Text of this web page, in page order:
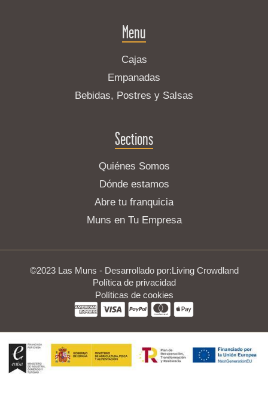
Menu
Cajas
Empanadas
Bebidas, Postres y Salsas
Sections
Quiénes Somos
Dónde estamos
Abre tu franquicia
Muns en Tu Empresa
©2023 Las Muns - Desarrollado por:Living Crowdland
Política de privacidad
Políticas de cookies